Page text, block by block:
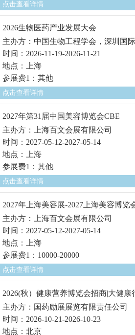
点击查看详情
2026生物医药产业发展大会
主办方：中国生物工程学会，深圳国
时间：2026-11-19-2026-11-21
地点：上海
参展费1：其他
点击查看详情
2027年第31届中国美容博览会CBE
主办方：上海百文会展有限公司
时间：2027-05-12-2027-05-14
地点：上海
参展费1：其他
点击查看详情
2027年上海美容展-2027上海美容博览
主办方：上海百文会展有限公司
时间：2027-05-12-2027-05-14
地点：上海
参展费1：10000-20000
点击查看详情
2026(秋）健康营养博览会招商|大健康
主办方：国药励展展览有限责任公司
时间：2026-10-21-2026-10-23
地点：北京